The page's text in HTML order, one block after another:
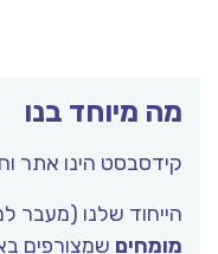
מה מיוחד בנו
קידסבסט הינו אתר
הייחוד שלנו (מעבר
מומחים שמצורפים